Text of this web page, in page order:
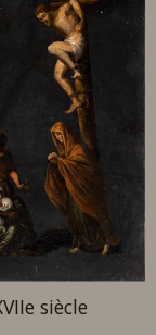
siècle